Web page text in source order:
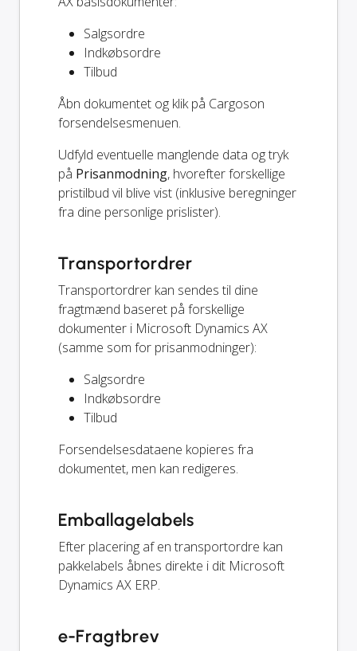
Salgsordre
Indkøbsordre
Tilbud
Åbn dokumentet og klik på Cargoson
forsendelsesmenuen.
Udfyld eventuelle manglende data og tryk
på Prisanmodning, hvorefter forskellige
pristilbud vil blive vist (inklusive beregninger
fra dine personlige prislister).
Transportordrer
Transportordrer kan sendes til dine
fragtmænd baseret på forskellige
dokumenter i Microsoft Dynamics AX
(samme som for prisanmodninger):
Salgsordre
Indkøbsordre
Tilbud
Forsendelsesdataene kopieres fra
dokumentet, men kan redigeres.
Emballagelabels
Efter placering af en transportordre kan
pakkelabels åbnes direkte i dit Microsoft
Dynamics AX ERP.
e-Fragtbrev